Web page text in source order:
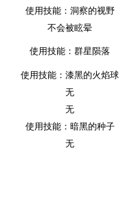
使用技能：洞察的视野
不会被眩晕
使用技能：群星陨落
使用技能：漆黑的火焰球
无
无
使用技能：暗黑的种子
无